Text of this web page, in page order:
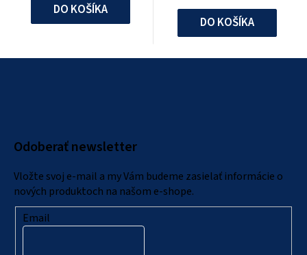
DO KOŠÍKA
DO KOŠÍKA
Odoberať newsletter
Vložte svoj e-mail a my Vám budeme zasielať informácie o
nových produktoch na našom e-shope.
Email